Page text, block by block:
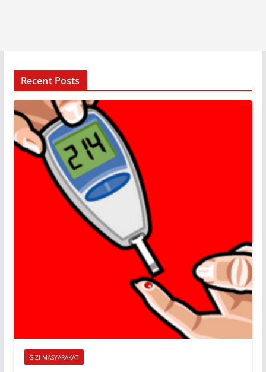
Recent Posts
GIZI MASYARAKAT